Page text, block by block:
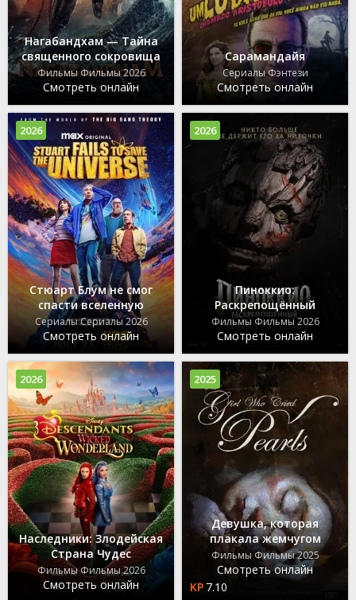
Нагабандхам — Тайна
священного сокровища
Фильмы Фильмы 2026
Смотреть онлайн
Сарамандайя
Сериалы Фэнтези
Смотреть онлайн
Стюарт Блум не смог
спасти вселенную
Сериалы Сериалы 2026
Смотреть онлайн
2026
Пиноккио:
Раскрепощённый
Фильмы Фильмы 2026
Смотреть онлайн
2026
Наследники: Злодейская
Страна Чудес
Фильмы Фильмы 2026
Смотреть онлайн
2026
Девушка, которая
плакала жемчугом
Фильмы Фильмы 2025
Смотреть онлайн
7.10
2025